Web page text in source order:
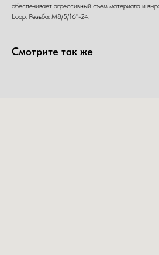
обеспечивает агрессивный съем материала и
Loop. Резьба: M8/5/16"-24.
Смотрите так же